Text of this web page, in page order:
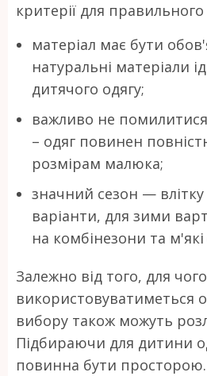
критерії для
матеріал має бути
натуральні матеріали
дитячого одягу;
важливо не
– одяг повинен
розмірам малюка;
значний сезон — влітку
варіанти, для зими
на комбінезони та
Залежно від того, для чого
використовуватиметься
вибору також можуть
Підбираючи для дитини
повинна бути